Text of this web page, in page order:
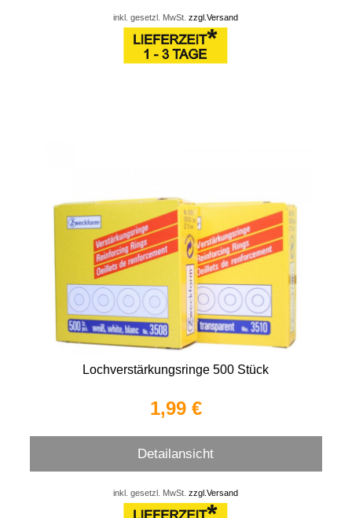
inkl. gesetzl. MwSt.zzgl.Versand
Lochverstärkungsringe 500 Stück
1,99 €
Detailansicht
inkl. gesetzl. MwSt.zzgl.Versand